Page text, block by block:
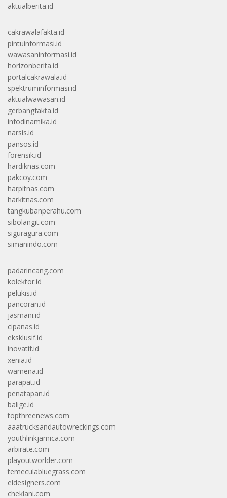
aktualberita.id
cakrawalafakta.id
pintuinformasi.id
wawasaninformasi.id
horizonberita.id
portalcakrawala.id
spektruminformasi.id
aktualwawasan.id
gerbangfakta.id
infodinamika.id
narsis.id
pansos.id
forensik.id
hardiknas.com
pakcoy.com
harpitnas.com
harkitnas.com
tangkubanperahu.com
sibolangit.com
siguragura.com
simanindo.com
padarincang.com
kolektor.id
pelukis.id
pancoran.id
jasmani.id
cipanas.id
eksklusif.id
inovatif.id
xenia.id
wamena.id
parapat.id
penatapan.id
balige.id
topthreenews.com
aaatrucksandautowreckings.com
youthlinkjamica.com
arbirate.com
playoutworlder.com
temeculabluegrass.com
eldesigners.com
cheklani.com